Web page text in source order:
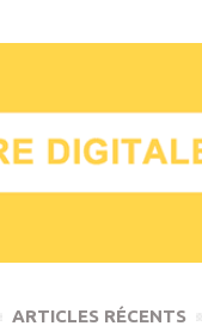
ARTICLES RÉCENTS